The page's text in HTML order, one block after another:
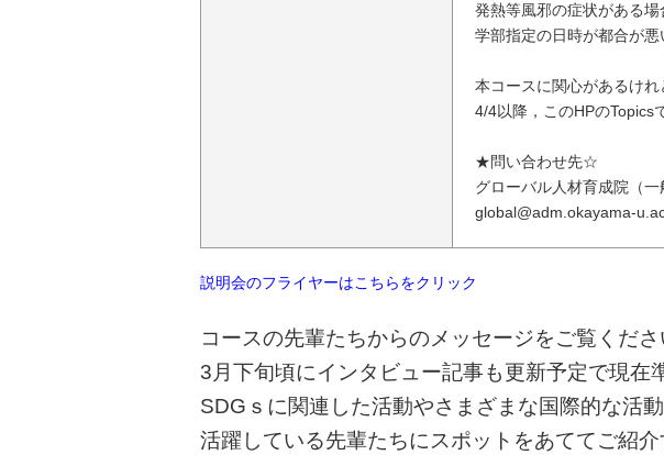
発熱等風邪の症状がある場
学部指定の日時が都合が悪
本コースに関心があるけ
4/4以降，このHPのTopics
★問い合わせ先☆
グローバル人材育成院（一
global@adm.okayama-
説明会のフライヤーはこちらをクリック
コースの先輩たちからのメッセージをご覧くださ
3月下旬頃にインタビュー記事も更新予定で現在
SDGｓに関連した活動やさまざまな国際的な活
活躍している先輩たちにスポットをあててご紹介